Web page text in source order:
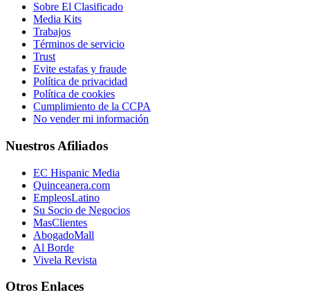
Sobre El Clasificado
Media Kits
Trabajos
Términos de servicio
Trust
Evite estafas y fraude
Política de privacidad
Política de cookies
Cumplimiento de la CCPA
No vender mi información
Nuestros Afiliados
EC Hispanic Media
Quinceanera.com
EmpleosLatino
Su Socio de Negocios
MasClientes
AbogadoMall
Al Borde
Vivela Revista
Otros Enlaces